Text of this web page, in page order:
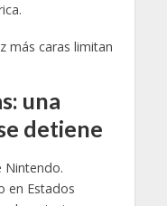
una
detiene
Nintendo.
en Estados